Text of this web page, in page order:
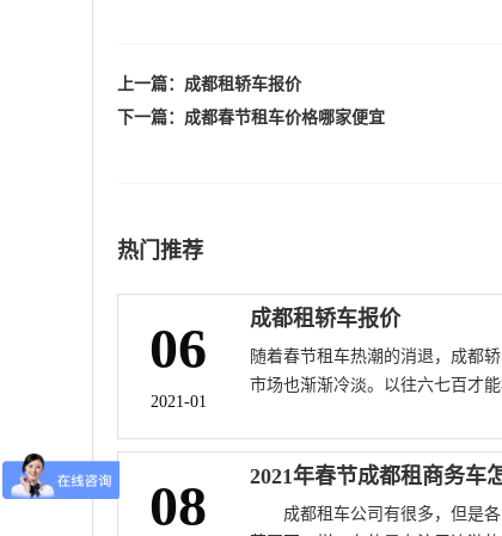
上一篇： 成都租轿车报价
下一篇： 成都春节租车价格哪家便宜
热门推荐
06
2021-01
成都租轿车报价
随着春节租车热潮的消退，成都
市场也渐渐冷淡。以往六七百才
类还很多。
08
成都租车公司有很多，但是各